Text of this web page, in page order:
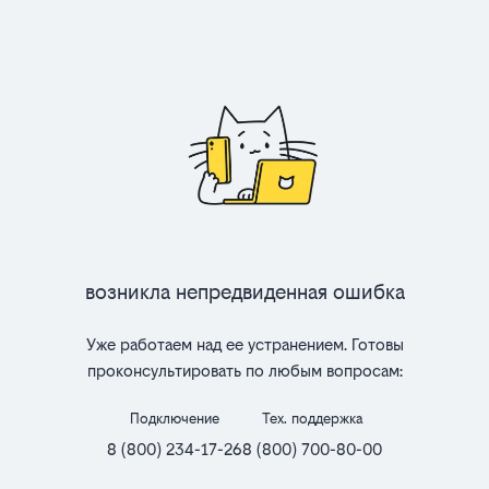
Возникла непредвиденная ошибка
Уже работаем над ее устранением. Готовы
проконсультировать по любым вопросам:
Подключение
8 (800) 234-17-26
Тех. поддержка
8 (800) 700-80-00